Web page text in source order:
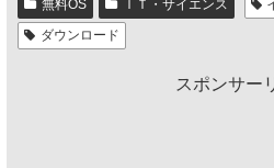
無料OS ＩＴ・サイエンス
ダウンロード
スポンサー